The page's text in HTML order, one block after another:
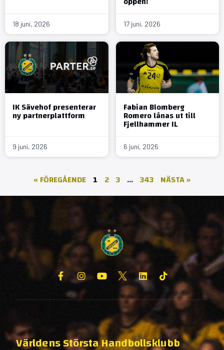
18 juni, 2026 17 juni, 2026
IK Sävehof presenterar
ny partnerplattform
9 juni, 2026
Fabian Blomberg
Romero lånas ut till
Fjellhammer IL
6 juni, 2026
« FÖREGÅENDE 1 2 3 … 343 NÄSTA »
Världens Största Handbollsklubb